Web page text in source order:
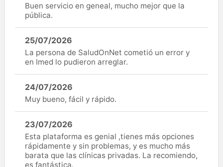
Buen servicio en geneal, mucho mejor que la
pública.
25/07/2026
La persona de SaludOnNet cometió un error y
en Imed lo pudieron arreglar.
24/07/2026
Muy bueno, fácil y rápido.
23/07/2026
Esta plataforma es genial ,tienes más opciones
rápidamente y sin problemas, y es mucho más
barata que las clínicas privadas. La recomiendo,
es fantástica.